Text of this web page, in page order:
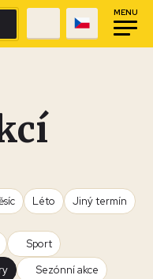
MENU
Léto Jiný termín
Sport
Sezónní akce